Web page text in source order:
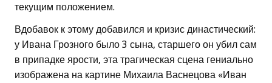
текущим положением.
Вдобавок к этому добавился и кризис династический:
у Ивана Грозного было 3 сына, старшего он убил сам
в припадке ярости, эта трагическая сцена гениально
изображена на картине Михаила Васнецова «Иван